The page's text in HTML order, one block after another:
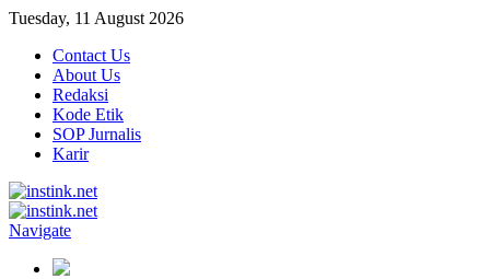
Tuesday, 11 August 2026
Contact Us
About Us
Redaksi
Kode Etik
SOP Jurnalis
Karir
Navigate